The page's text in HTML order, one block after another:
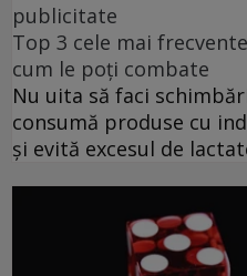
publicitate
Top 3 cele mai
cum le poți combate
Nu uita să faci
consumă produse cu
și evită excesul de